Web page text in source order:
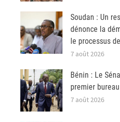
Soudan : Un
dénonce la
le processus
7 août 2026
Bénin : Le
premier bureau
7 août 2026